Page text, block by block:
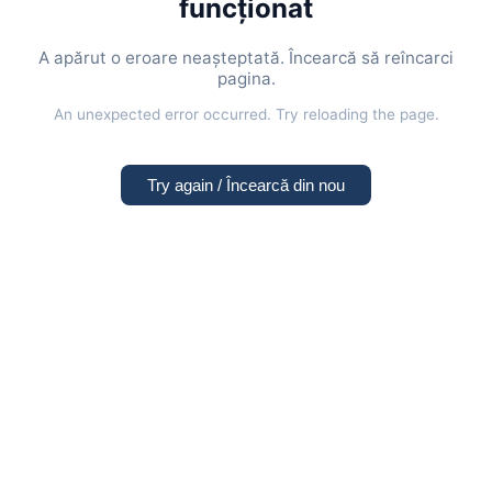
funcționat
A apărut o eroare neașteptată. Încearcă să reîncarci
pagina.
An unexpected error occurred. Try reloading the page.
Try again / Încearcă din nou